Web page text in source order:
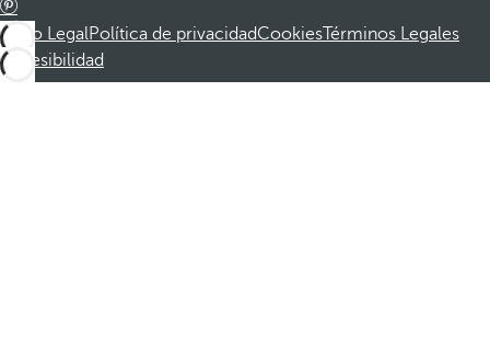
Aviso LegalPolítica de privacidadCookiesTérminos Legales
Accesibilidad